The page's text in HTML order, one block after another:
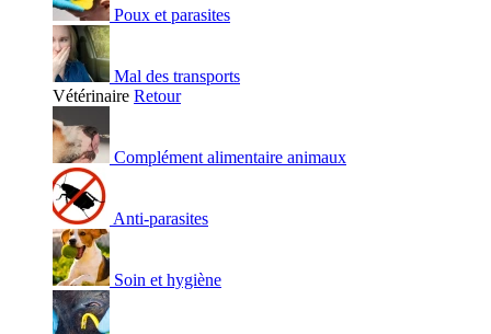
Poux et parasites
Mal des transports
Vétérinaire Retour
Complément alimentaire animaux
Anti-parasites
Soin et hygiène